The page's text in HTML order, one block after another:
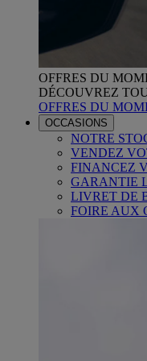
OFFRES DU
DÉCOUVREZ
OFFRES DU
OCCASIONS
NOTRE
VENDEZ
FINANCEZ
GARANTIE
LIVRET DE
FOIRE AUX